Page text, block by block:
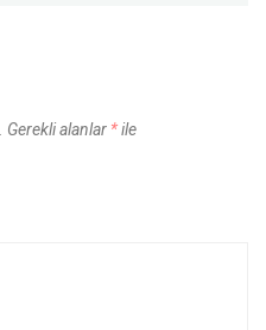
Gerekli alanlar *ile